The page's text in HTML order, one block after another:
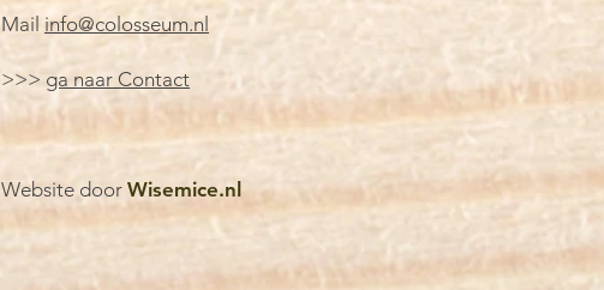
Mail info@colosseum.nl
>>> ga naar Contact
Website door Wisemice.nl